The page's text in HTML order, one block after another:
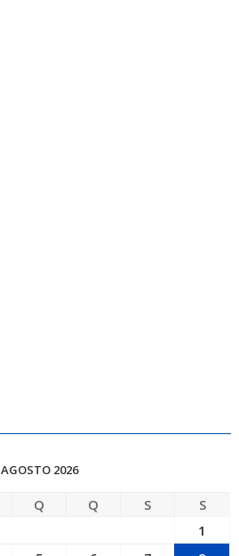
AGOSTO 2026
Q Q S
S
1